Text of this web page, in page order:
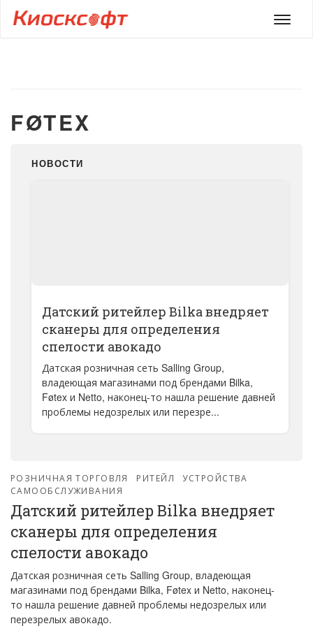
Меню
FØTEX
НОВОСТИ
Датский ритейлер Bilka внедряет
сканеры для определения
спелости авокадо
Датская розничная сеть Salling Group,
владеющая магазинами под брендами Bilka,
Føtex и Netto, наконец-то нашла решение давней
проблемы недозрелых или перезре...
РОЗНИЧНАЯ ТОРГОВЛЯ РИТЕЙЛ
УСТРОЙСТВА
САМООБСЛУЖИВАНИЯ
Датский ритейлер Bilka внедряет
сканеры для определения
спелости авокадо
Датская розничная сеть Salling Group, владеющая
магазинами под брендами Bilka, Føtex и Netto, наконец-
то нашла решение давней проблемы недозрелых или
перезрелых авокадо.